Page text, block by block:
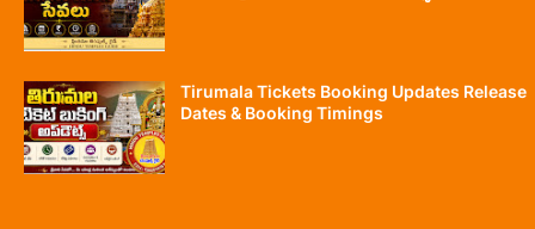
Tirumala Tickets Booking Updates Release
Dates & Booking Timings